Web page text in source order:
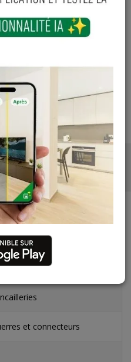
pour obtenir le temps de
des photos peuvent
et connecteurs